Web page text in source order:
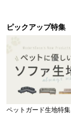
ピックアップ特集
ペットガード生地特集